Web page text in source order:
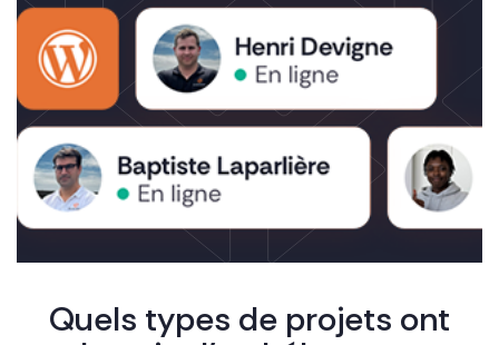
Quels types de projets ont